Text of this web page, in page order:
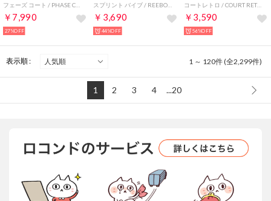
￥7,990
27%OFF
￥3,690
44%OFF
コートレトロ / COURT RETRO SA （ホワイト）
￥3,590
56%OFF
表示順 : 1 ～ 120件 (全2,299件)
1 2 3 4 ...20